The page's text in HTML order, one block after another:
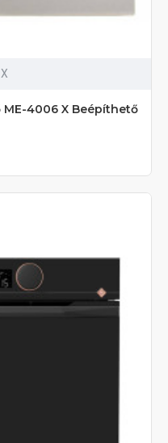
ME-4006 X Beépíthető